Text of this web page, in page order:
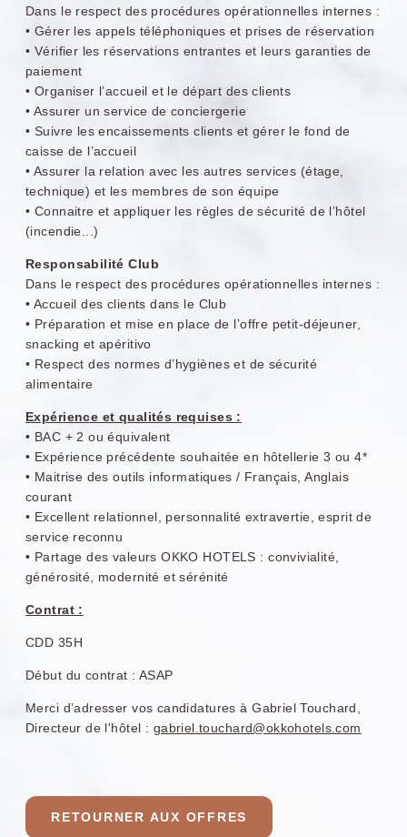
Dans le respect des procédures opérationnelles internes :
• Gérer les appels téléphoniques et prises de réservation
• Vérifier les réservations entrantes et leurs garanties de
paiement
• Organiser l’accueil et le départ des clients
• Assurer un service de conciergerie
• Suivre les encaissements clients et gérer le fond de
caisse de l’accueil
• Assurer la relation avec les autres services (étage,
technique) et les membres de son équipe
• Connaitre et appliquer les règles de sécurité de l’hôtel
(incendie...)
Responsabilité Club
Dans le respect des procédures opérationnelles internes :
• Accueil des clients dans le Club
• Préparation et mise en place de l’offre petit-déjeuner,
snacking et apéritivo
• Respect des normes d’hygiènes et de sécurité
alimentaire
Expérience et qualités requises :
• BAC + 2 ou équivalent
• Expérience précédente souhaitée en hôtellerie 3 ou 4*
• Maitrise des outils informatiques / Français, Anglais
courant
• Excellent relationnel, personnalité extravertie, esprit de
service reconnu
• Partage des valeurs OKKO HOTELS : convivialité,
générosité, modernité et sérénité
Contrat :
CDD 35H
Début du contrat : ASAP
Merci d’adresser vos candidatures à Gabriel Touchard,
Directeur de l'hôtel : gabriel.touchard@okkohotels.com
RETOURNER AUX OFFRES
OKKO Hotels Paris La
Défense